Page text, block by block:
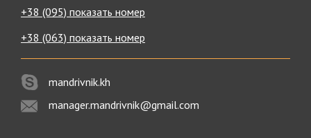
+38 (095) показать номер
+38 (063) показать номер
mandrivnik.kh
manager.mandrivnik@gmail.com